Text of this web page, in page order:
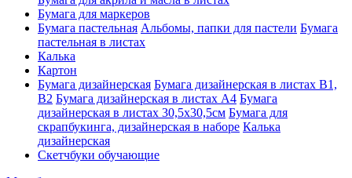
Бумага для маркеров
Бумага пастельная Альбомы, папки для пастели Бумага
пастельная в листах
Калька
Картон
Бумага дизайнерская Бумага дизайнерская в листах В1,
В2 Бумага дизайнерская в листах А4 Бумага
дизайнерская в листах 30,5х30,5см Бумага для
скрапбукинга, дизайнерская в наборе Калька
дизайнерская
Скетчбуки обучающие